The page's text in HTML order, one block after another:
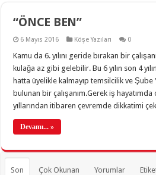
“ÖNCE BEN”
6 Mayıs 2016 Köşe Yazıları 0
Kamu da 6. yılını geride bırakan bir
kulağa az gibi gelebilir. Bu 6 yılın son 4
hatta üyelikle kalmayıp temsilcilik ve
bulunan bir çalışanım.Gerek iş
yıllarından itibaren çevremde dikkatimi
Devamı... »
Son Çok Okunan Yorumlar